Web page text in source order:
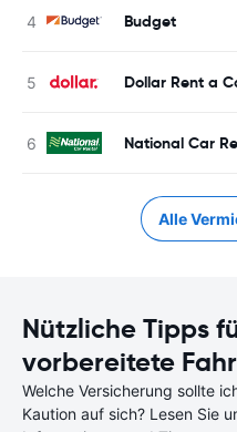
Budget
Dollar Rent a
National Car
Alle
Nützliche Tipps
vorbereitete
Welche Versicherung sollte
Kaution auf sich? Lesen Sie